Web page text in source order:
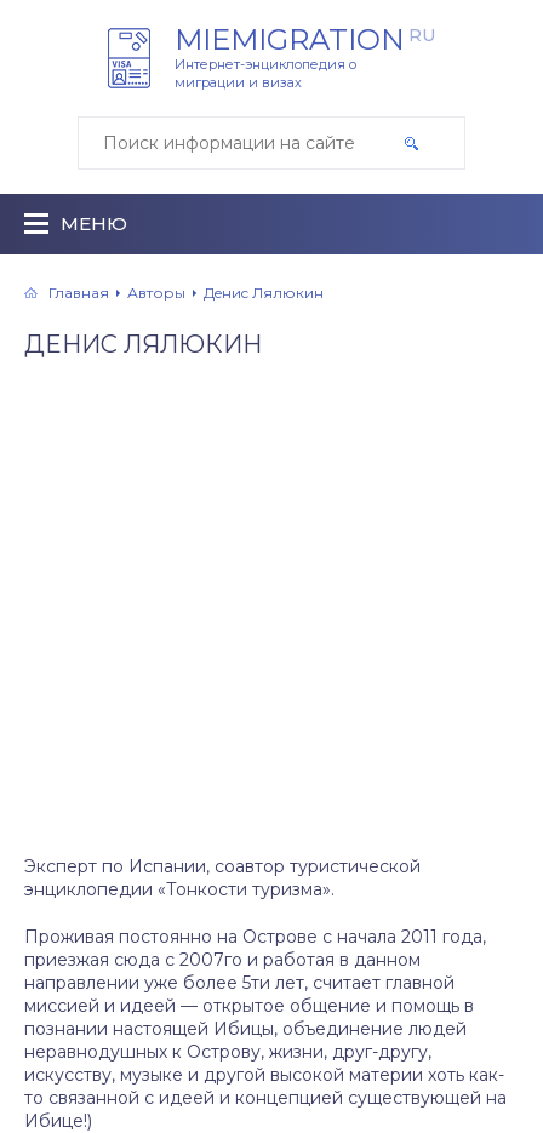
MIEMIGRATION RU
Интернет-энциклопедия о
миграции и визах
МЕНЮ
Главная Авторы Дeниc Лялюкин
ДEНИC ЛЯЛЮКИН
Эксперт по Испании, соавтор туристической
энциклопедии «Тонкости туризма».
Проживая постоянно на Острове с начала 2011 года,
приезжая сюда с 2007го и работая в данном
направлении уже более 5ти лет, считает главной
миссией и идеей — открытое общение и помощь в
познании настоящей Ибицы, объединение людей
неравнодушных к Острову, жизни, друг-другу,
искусству, музыке и другой высокой материи хоть как-
то связанной с идеей и концепцией существующей на
Ибице!)